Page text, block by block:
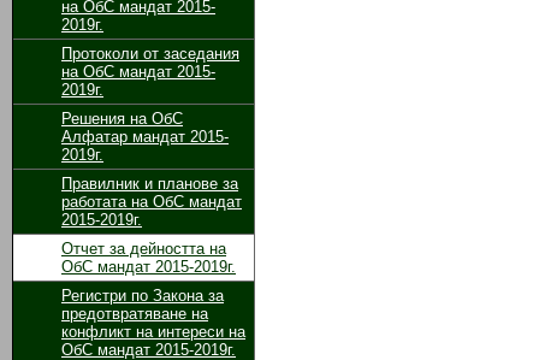
на ОбС мандат 2015-
2019г.
Протоколи от заседания
на ОбС мандат 2015-
2019г.
Решения на ОбС
Алфатар мандат 2015-
2019г.
Правилник и планове за
работата на ОбС мандат
2015-2019г.
Отчет за дейността на
ОбС мандат 2015-2019г.
Регистри по Закона за
предотвратяване на
конфликт на интереси на
ОбС мандат 2015-2019г.